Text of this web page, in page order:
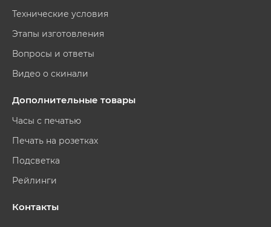
Технические условия
Этапы изготовления
Вопросы и ответы
Видео о скинали
Дополнительные товары
Часы с печатью
Печать на розетках
Подсветка
Рейлинги
Контакты